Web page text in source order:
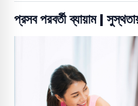
প্রসব পরবর্তী ব্যায়াম |